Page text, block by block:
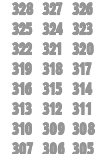
328 327 326
325 324 323
322 321 320
319 318 317
316 315 314
313 312 311
310 309 308
307 306 305